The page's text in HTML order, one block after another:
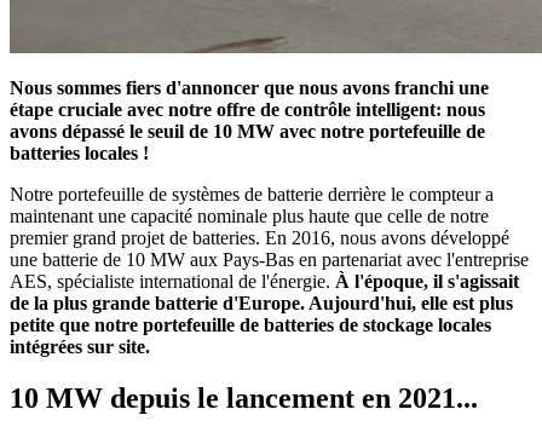
Nous sommes fiers d'annoncer que nous avons franchi une
étape cruciale avec notre offre de contrôle intelligent: nous
avons dépassé le seuil de 10 MW avec notre portefeuille de
batteries locales !
Notre portefeuille de systèmes de batterie derrière le compteur a
maintenant une capacité nominale plus haute que celle de notre
premier grand projet de batteries. En 2016, nous avons développé
une batterie de 10 MW aux Pays-Bas en partenariat avec l'entreprise
AES, spécialiste international de l'énergie. À l'époque, il s'agissait
de la plus grande batterie d'Europe. Aujourd'hui, elle est plus
petite que notre portefeuille de batteries de stockage locales
intégrées sur site.
10 MW depuis le lancement en 2021...